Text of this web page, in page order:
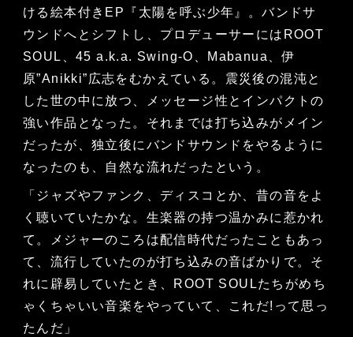
ける絵本付きEP『太陽を呼ぶ少年』。バンドサ
ウンドへとシフトし、プロデューサーにはROOT
SOUL、45 a.k.a. Swing-O、Mabanua、伊
原”Anikki”広志をむかえている。震災後の混沌と
した世の中に放つ、メッセージ性とインパクトの
強い作品となった。それまでは打ち込みがメイン
だったが、独立後にバンドサウンドをやるように
なったのも、自然な流れだったという。
「ジャズやファンク、ディスコとか、昔の音をよ
く聴いていたかな。生楽器の持つ温かみに惹かれ
て。メジャーのころは配信時代だったこともあっ
て、流行していたのが打ち込みの音ばかりで。そ
れに辟易していたとき、ROOT SOULたちがめち
ゃくちゃいい音楽をやっていて、これだ!って思っ
たんだ」